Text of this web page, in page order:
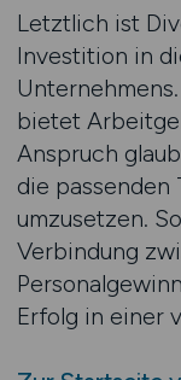
Letztlich ist
Investition in
bietet
Anspruch
die passenden
umzusetzen.
Verbindung
Erfolg in einer